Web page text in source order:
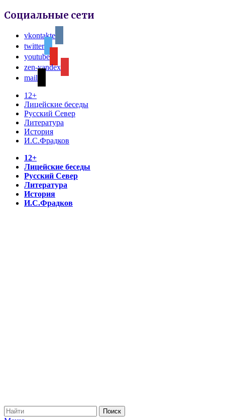
Социальные сети
vkontakte
twitter
youtube
zen-yandex
mail
12+
Лицейские беседы
Русский Север
Литература
История
И.С.Фрадков
12+
Лицейские беседы
Русский Север
Литература
История
И.С.Фрадков